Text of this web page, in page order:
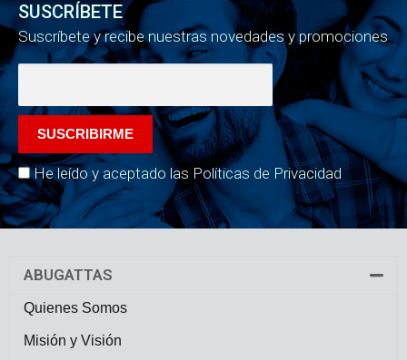
SUSCRÍBETE
Suscríbete y recibe nuestras novedades y promociones
He leído y aceptado las Políticas de Privacidad
ABUGATTAS
Quienes Somos
Misión y Visión